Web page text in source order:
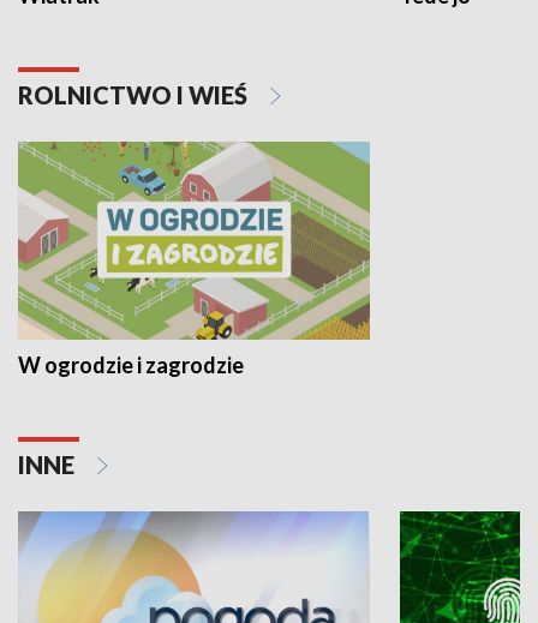
ROLNICTWO I WIEŚ
W ogrodzie i zagrodzie
INNE